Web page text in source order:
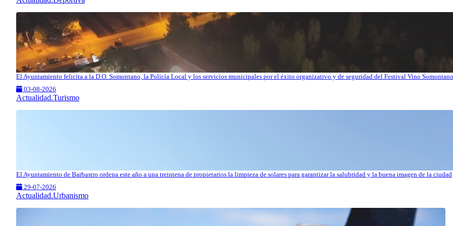
El Ayuntamiento felicita a la D.O. Somontano, la Policía Local y los servicios municipales por el éxito organizativo y de seguridad del Festival Vino Somontano
03-08-2026
Actualidad.Turismo
El Ayuntamiento de Barbastro ordena este año a una treintena de propietarios la limpieza de solares para garantizar la salubridad y la buena imagen de la ciudad
29-07-2026
Actualidad.Urbanismo